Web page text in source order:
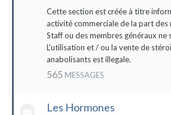
Cette section est créée à titre
activité commerciale de la part des
Staff ou des membres généraux ne
L'utilisation et / ou la vente de
anabolisants est illegale.
565 MESSAGES
Les Hormones